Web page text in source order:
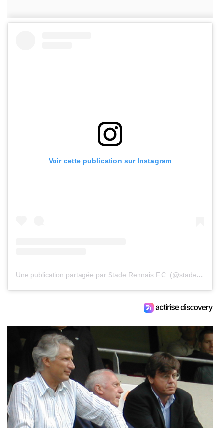
Voir cette publication sur Instagram
Une publication partagée par Stade Rennais F.C. (@staderennaisfc)